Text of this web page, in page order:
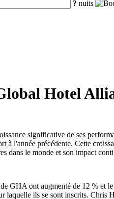
? nuits
Hotel
significative de ses
à l'année précédente. Cette
dans le monde et son impact
GHA ont augmenté de 12 %
laquelle ils se sont inscrits.